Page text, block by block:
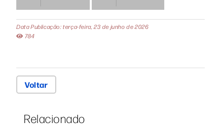
Data Publicação: terça-feira, 23 de junho de 2026
784
Voltar
Relacionado